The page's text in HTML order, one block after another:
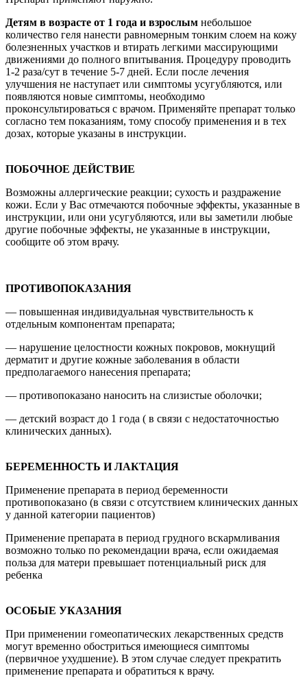
Детям в возрасте от 1 года и взрослым небольшое
количество геля нанести равномерным тонким слоем на кожу
болезненных участков и втирать легкими массирующими
движениями до полного впитывания. Процедуру проводить
1-2 раза/сут в течение 5-7 дней. Если после лечения
улучшения не наступает или симптомы усугубляются, или
появляются новые симптомы, необходимо
проконсультироваться с врачом. Применяйте препарат только
согласно тем показаниям, тому способу применения и в тех
дозах, которые указаны в инструкции.
ПОБОЧНОЕ ДЕЙСТВИЕ
Возможны аллергические реакции; сухость и раздражение
кожи. Если у Вас отмечаются побочные эффекты, указанные в
инструкции, или они усугубляются, или вы заметили любые
другие побочные эффекты, не указанные в инструкции,
сообщите об этом врачу.
ПРОТИВОПОКАЗАНИЯ
— повышенная индивидуальная чувствительность к
отдельным компонентам препарата;
— нарушение целостности кожных покровов, мокнущий
дерматит и другие кожные заболевания в области
предполагаемого нанесения препарата;
— противопоказано наносить на слизистые оболочки;
— детский возраст до 1 года ( в связи с недостаточностью
клинических данных).
БЕРЕМЕННОСТЬ И ЛАКТАЦИЯ
Применение препарата в период беременности
противопоказано (в связи с отсутствием клинических данных
у данной категории пациентов)
Применение препарата в период грудного вскармливания
возможно только по рекомендации врача, если ожидаемая
польза для матери превышает потенциальный риск для
ребенка
ОСОБЫЕ УКАЗАНИЯ
При применении гомеопатических лекарственных средств
могут временно обостриться имеющиеся симптомы
(первичное ухудшение). В этом случае следует прекратить
применение препарата и обратиться к врачу.